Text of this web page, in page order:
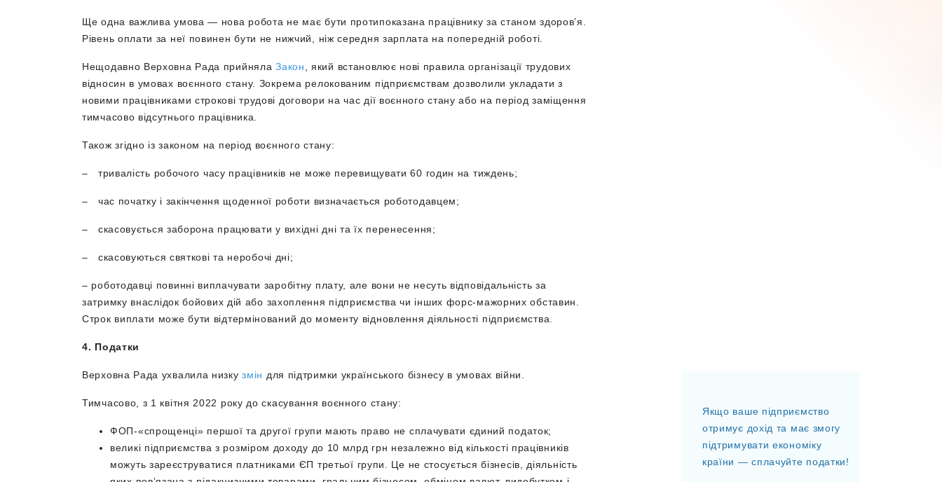
Ще одна важлива умова — нова робота не має бути протипоказана працівнику за станом здоров’я.
Рівень оплати за неї повинен бути не нижчий, ніж середня зарплата на попередній роботі.
Нещодавно Верховна Рада прийнялаЗакон
, який встановлює нові правила організації трудових
відносин в умовах воєнного стану. Зокрема релокованим підприємствам дозволили укладати з
новими працівниками строкові трудові договори на час дії воєнного стану або на період заміщення
тимчасово відсутнього працівника
Також згідно із законом на період воєнного стану:
– тривалість робочого часу працівників не може перевищувати 60 годин на тиждень;
– час початку і закінчення щоденної роботи визначається роботодавцем;
– скасовується заборона працювати у вихідні дні та їх перенесення;
– скасовуються святкові та неробочі дні;
– роботодавці повинні виплачувати заробітну плату, але вони не несуть відповідальність за
затримку внаслідок бойових дій або захоплення підприємства чи інших форс-мажорних обставин.
Строк виплати може бути відтермінований до моменту відновлення діяльності підприємства.
4. Податки
Верховна Рада ухвалила низкузмін для підтримки українського бізнесу в умовах війни.
Тимчасово, з 1 квітня 2022 року до скасування воєнного стану:
ФОП-«спрощенці» першої та другої групи мають право не сплачувати єдиний податок;
великі підприємства з розміром доходу до 10 млрд грн незалежно від кількості працівників
можуть зареєструватися платниками ЄП третьої групи. Це не стосується бізнесів, діяльність
Якщо ваше підприємство
отримує дохід та має змогу
підтримувати економіку
країни — сплачуйте податки!